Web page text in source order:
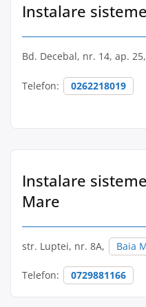
Instalare
Bd. Decebal, nr. 14, ap. 25,
Telefon: 0262218019
Instalare
Mare
str. Luptei, nr. 8A, Baia
Telefon: 0729881166